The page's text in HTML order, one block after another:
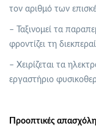
τον αριθμό των
– Ταξινομεί τα
φροντίζει τη
– Χειρίζεται τα
εργαστήριο
Προοπτικές